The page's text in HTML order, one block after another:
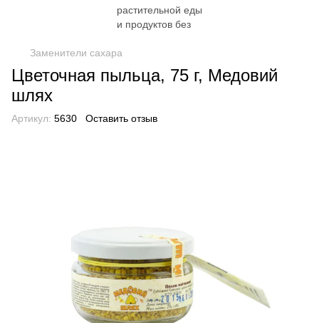
Заменители сахара
Цветочная пыльца, 75 г, Медовий
шлях
Артикул: 5630 Оставить отзыв